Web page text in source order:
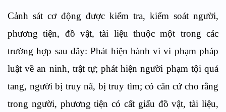
Cảnh sát cơ động được kiểm tra, kiểm soát người,
phương tiện, đồ vật, tài liệu thuộc một trong các
trường hợp sau đây: Phát hiện hành vi vi phạm pháp
luật về an ninh, trật tự; phát hiện người phạm tội quả
tang, người bị truy nã, bị truy tìm; có căn cứ cho rằng
trong người, phương tiện có cất giấu đồ vật, tài liệu,